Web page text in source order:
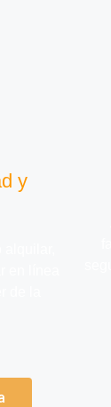
y